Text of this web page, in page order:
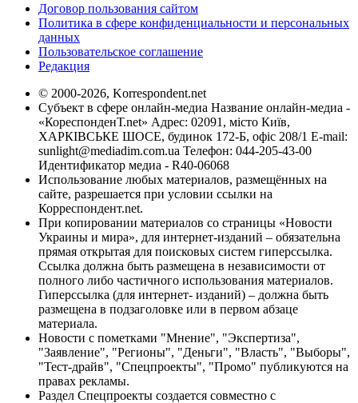
Договор пользования сайтом
Политика в сфере конфиденциальности и персональных
данных
Пользовательское соглашение
Редакция
© 2000-2026, Korrespondent.net
Субъект в сфере онлайн-медиа Название онлайн-медиа -
«КореспонденТ.net» Адрес: 02091, місто Київ,
ХАРКІВСЬКЕ ШОСЕ, будинок 172-Б, офіс 208/1 E-mail:
sunlight@mediadim.com.ua Телефон: 044-205-43-00
Идентификатор медиа - R40-06068
Использование любых материалов, размещённых на
сайте, разрешается при условии ссылки на
Корреспондент.net.
При копировании материалов со страницы «Новости
Украины и мира», для интернет-изданий – обязательна
прямая открытая для поисковых систем гиперссылка.
Ссылка должна быть размещена в независимости от
полного либо частичного использования материалов.
Гиперссылка (для интернет- изданий) – должна быть
размещена в подзаголовке или в первом абзаце
материала.
Новости с пометками "Мнение", "Экспертиза",
"Заявление", "Регионы", "Деньги", "Власть", "Выборы",
"Тест-драйв", "Спецпроекты", "Промо" публикуются на
правах рекламы.
Раздел Спецпроекты создается совместно с